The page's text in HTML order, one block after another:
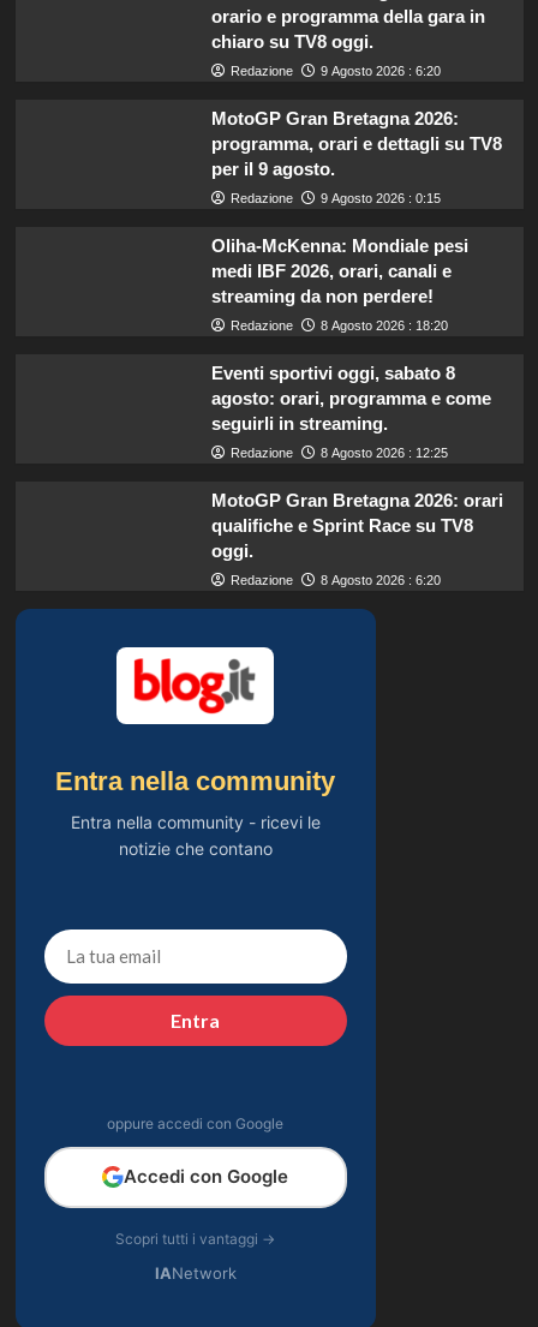
orario e programma della gara in
chiaro su TV8 oggi.
Redazione 9 Agosto 2026 : 6:20
MotoGP Gran Bretagna 2026:
programma, orari e dettagli su TV8
per il 9 agosto.
Redazione 9 Agosto 2026 : 0:15
Oliha-McKenna: Mondiale pesi
medi IBF 2026, orari, canali e
streaming da non perdere!
Redazione 8 Agosto 2026 : 18:20
Eventi sportivi oggi, sabato 8
agosto: orari, programma e come
seguirli in streaming.
Redazione 8 Agosto 2026 : 12:25
MotoGP Gran Bretagna 2026: orari
qualifiche e Sprint Race su TV8
oggi.
Redazione 8 Agosto 2026 : 6:20
Entra nella community
Entra nella community - ricevi le
notizie che contano
Entra
oppure accedi con Google
Accedi con Google
Scopri tutti i vantaggi →
IANetwork